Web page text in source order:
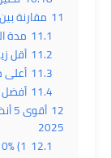
11 مقارنة
11.1 مدة
11.2 أقل
11.3 أعلى
11.4
12
2025
12.1 1) 0% مقدم – 8 سنوات